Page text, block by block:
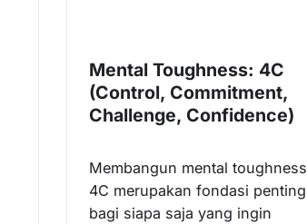
Mental Toughness: 4C
(Control, Commitment,
Challenge, Confidence)
Membangun mental toughness
4C merupakan fondasi penting
bagi siapa saja yang ingin